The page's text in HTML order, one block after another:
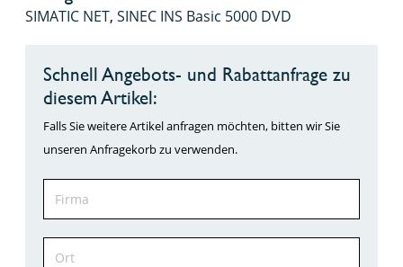
SIMATIC NET, SINEC INS Basic 5000 DVD
Schnell Angebots- und Rabattanfrage zu
diesem Artikel:
Falls Sie weitere Artikel anfragen möchten, bitten wir Sie
unseren Anfragekorb zu verwenden.